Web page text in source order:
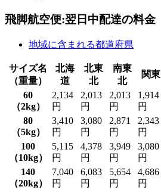
飛脚航空便:翌日中配達の料金
地域に含まれる都道府県
サイズ名
（重量）
北海
道
北東
北
南東
北
関東
60
（2kg）
2,134
円
2,013
円
2,013
円
1,914
円
80
（5kg）
3,410
円
3,080
円
2,871
円
2,343
円
100
（10kg）
5,115
円
4,378
円
3,949
円
3,080
円
140
（20kg）
7,040
円
6,083
円
5,654
円
4,686
円